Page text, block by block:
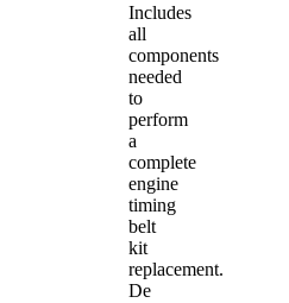
Includes
all
components
needed
to
perform
a
complete
engine
timing
belt
kit
replacement.
De